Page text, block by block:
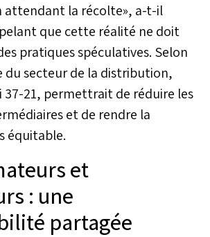
en matière de protection
du pouvoir d’achat des
Marocains.
attendant la récolte», a-t-il
que cette réalité ne doit
pratiques spéculatives. Selon
du secteur de la distribution,
37-21, permettrait de réduire les
et de rendre la
équitable.
et
: une
partagée